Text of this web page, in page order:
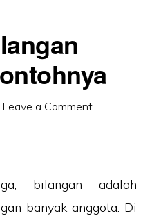
Leave a Comment
bilangan adalah
banyak anggota. Di